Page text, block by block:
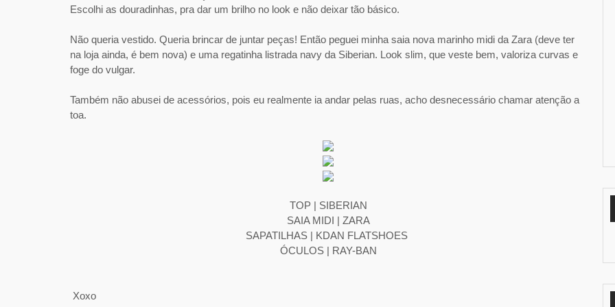
Escolhi as douradinhas, pra dar um brilho no look e não deixar tão básico.
Não queria vestido. Queria brincar de juntar peças! Então peguei minha saia nova marinho midi da Zara (deve ter
na loja ainda, é bem nova) e uma regatinha listrada navy da Siberian. Look slim, que veste bem, valoriza curvas e
foge do vulgar.
Também não abusei de acessórios, pois eu realmente ia andar pelas ruas, acho desnecessário chamar atenção a
toa.
TOP | SIBERIAN
SAIA MIDI | ZARA
SAPATILHAS | KDAN FLATSHOES
ÓCULOS | RAY-BAN
Xoxo